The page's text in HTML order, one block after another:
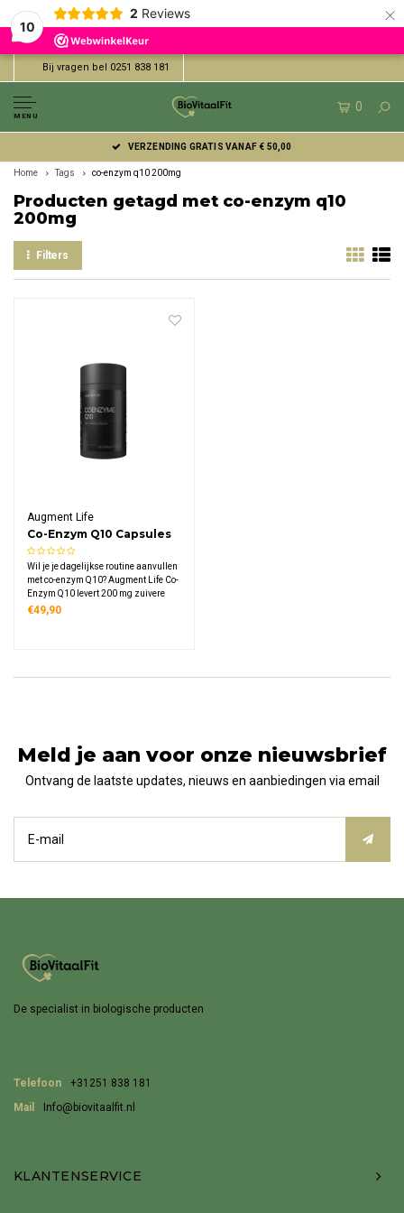
10
2 Reviews ×
Bij vragen bel 0251 838 181
MENU
0
VERZENDING GRATIS VANAF € 50,00
Home Tags co-enzym q10 200mg
Producten getagd met co-enzym q10
200mg
Filters
Augment Life
Co-Enzym Q10 Capsules
Wil je je dagelijkse routine aanvullen
met co-enzym Q10? Augment Life Co-
Enzym Q10 levert 200 mg zuivere
ubiquinon per capsule in een
€49,90
Meld je aan voor onze nieuwsbrief
Ontvang de laatste updates, nieuws en aanbiedingen via email
De specialist in biologische producten
Telefoon
+31251 838 181
Mail
Info@biovitaalfit.nl
KLANTENSERVICE